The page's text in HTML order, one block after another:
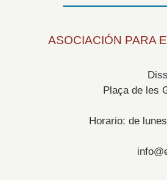
ASOCIACIÓN PARA
Plaça de les
Horario: de